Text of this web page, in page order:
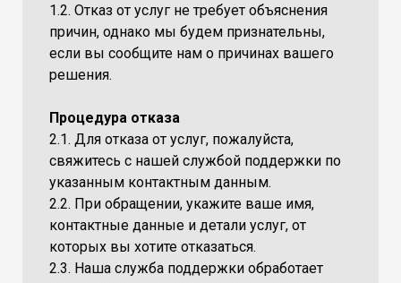
1.2. Отказ от услуг не требует объяснения
причин, однако мы будем признательны,
если вы сообщите нам о причинах вашего
решения.
Процедура отказа
2.1. Для отказа от услуг, пожалуйста,
свяжитесь с нашей службой поддержки по
указанным контактным данным.
2.2. При обращении, укажите ваше имя,
контактные данные и детали услуг, от
которых вы хотите отказаться.
2.3. Наша служба поддержки обработает